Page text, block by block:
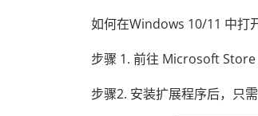
如何在Windows 10/11 中打
步骤 1. 前往 Microsoft Store
步骤2. 安装扩展程序后，只